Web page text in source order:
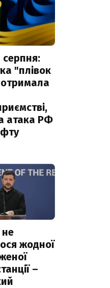
"плівок
атака РФ
не
жодної
–